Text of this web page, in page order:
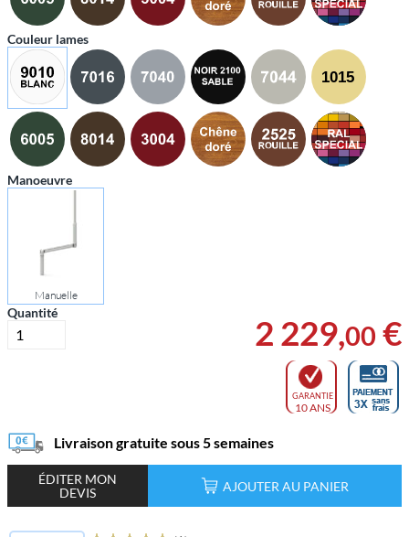
Couleur lames
Manoeuvre
Manuelle
Quantité
2 229,00 €
GARANTIE
10 ANS
Livraison gratuite sous 5 semaines
ÉDITER MON
DEVIS
AJOUTER AU PANIER